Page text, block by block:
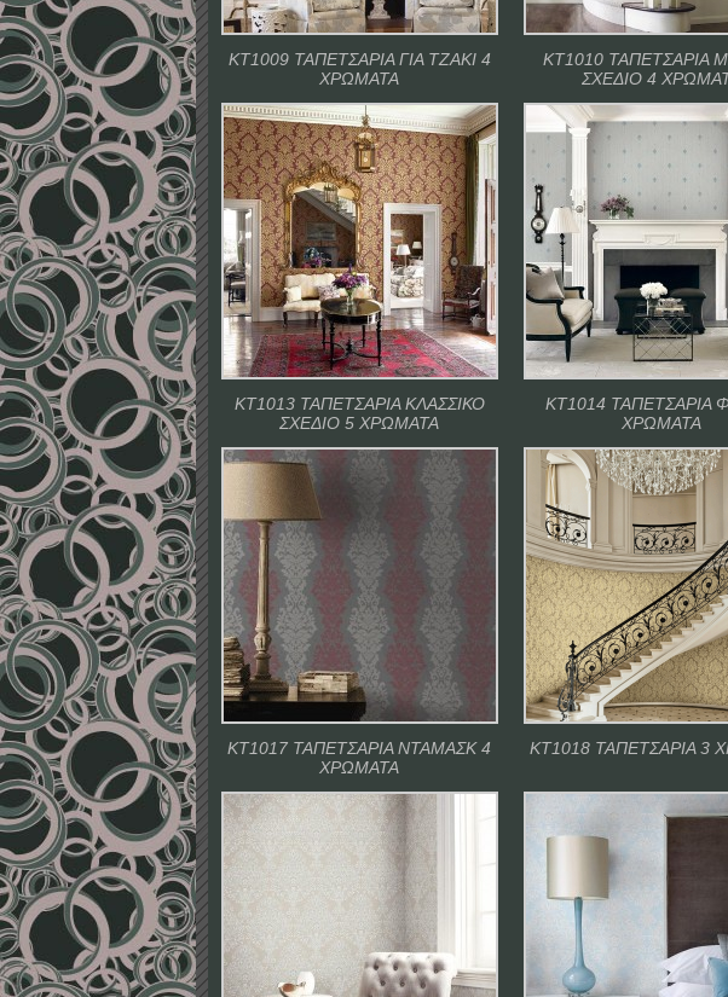
ΚΤ1009 ΤΑΠΕΤΣΑΡΙΑ ΓΙΑ ΤΖΑΚΙ 4
ΧΡΩΜΑΤΑ
ΚΤ1010 ΤΑΠΕΤΣΑΡΙΑ
ΣΧΕΔΙΟ 4
ΚΤ1013 ΤΑΠΕΤΣΑΡΙΑ ΚΛΑΣΣΙΚΟ
ΣΧΕΔΙΟ 5 ΧΡΩΜΑΤΑ
ΚΤ1014 ΤΑΠΕΤΣΑΡΙΑ
ΧΡΩΜΑΤΑ
ΚΤ1017 ΤΑΠΕΤΣΑΡΙΑ ΝΤΑΜΑΣΚ 4
ΧΡΩΜΑΤΑ
ΚΤ1018 ΤΑΠΕΤΣΑΡΙΑ 3